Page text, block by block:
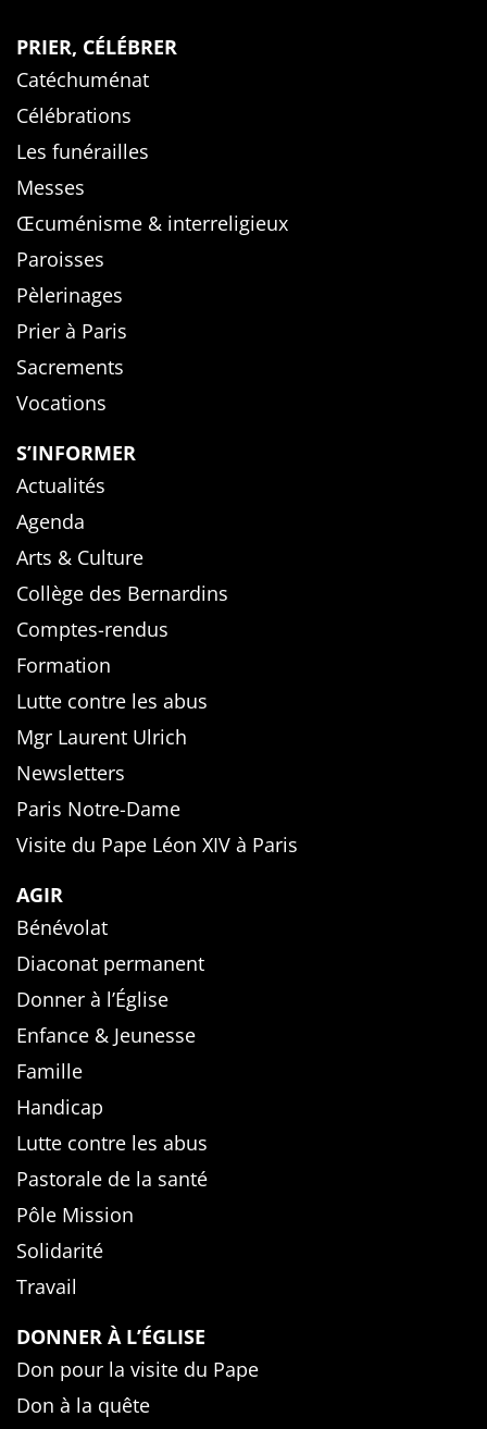
PRIER, CÉLÉBRER
Catéchuménat
Célébrations
Les funérailles
Messes
Œcuménisme & interreligieux
Paroisses
Pèlerinages
Prier à Paris
Sacrements
Vocations
S’INFORMER
Actualités
Agenda
Arts & Culture
Collège des Bernardins
Comptes-rendus
Formation
Lutte contre les abus
Mgr Laurent Ulrich
Newsletters
Paris Notre-Dame
Visite du Pape Léon XIV à Paris
AGIR
Bénévolat
Diaconat permanent
Donner à l’Église
Enfance & Jeunesse
Famille
Handicap
Lutte contre les abus
Pastorale de la santé
Pôle Mission
Solidarité
Travail
DONNER À L’ÉGLISE
Don pour la visite du Pape
Don à la quête